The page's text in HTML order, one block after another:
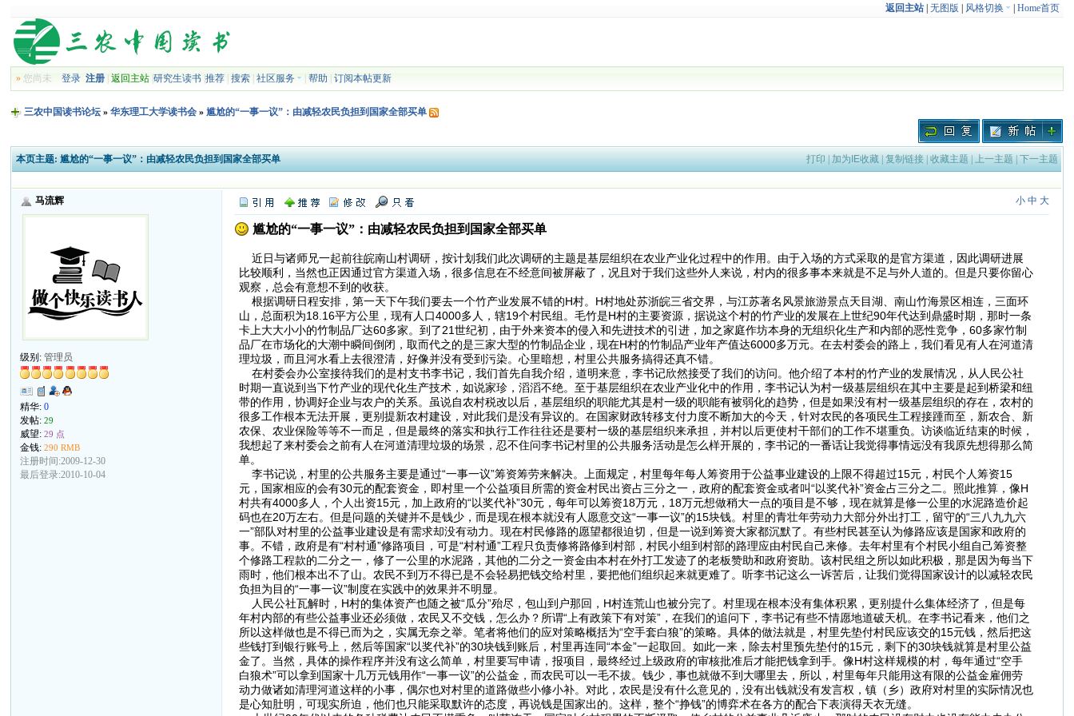
返回主站| 无图版 风格切换 Home首页
» 您尚未登录 注册 |返回主站 |研究生读书 |推荐 |搜索 |社区服务 |帮助 |订阅本帖更新
三农中国读书论坛 »华东理工大学读书会 »尴尬的“一事一议”：由减轻农民负担到国家全部买单
本页主题: 尴尬的“一事一议”：由减轻农民负担到国家全部买单 打印 | 加为IE收藏| 复制链接| 收藏主题 | 上一主题 | 下一主题
马流辉
级别:管理员
精华:0
发帖:29
威望:29 点
金钱:290 RMB
注册时间:2009-12-30
最后登录:2010-10-04
小 中 大
尴尬的“一事一议”：由减轻农民负担到国家全部买单
近日与诸师兄一起前往皖南山村调研，按计划我们此次调研的主题是基层组织在农业产业化过程中的作用。由于入场的方式采取的是官方渠道，因此调研进展
比较顺利，当然也正因通过官方渠道入场，很多信息在不经意间被屏蔽了，况且对于我们这些外人来说，村内的很多事本来就是不足与外人道的。但是只要你留心
观察，总会有意想不到的收获。
根据调研日程安排，第一天下午我们要去一个竹产业发展不错的H村。H村地处苏浙皖三省交界，与江苏著名风景旅游景点天目湖、南山竹海景区相连，三面环
山，总面积为18.16平方公里，现有人口4000多人，辖19个村民组。毛竹是H村的主要资源，据说这个村的竹产业的发展在上世纪90年代达到鼎盛时期，那时一条
卡上大大小小的竹制品厂达60多家。到了21世纪初，由于外来资本的侵入和先进技术的引进，加之家庭作坊本身的无组织化生产和内部的恶性竞争，60多家竹制
品厂在市场化的大潮中瞬间倒闭，取而代之的是三家大型的竹制品企业，现在H村的竹制品产业年产值达6000多万元。在去村委会的路上，我们看见有人在河道清
理垃圾，而且河水看上去很澄清，好像并没有受到污染。心里暗想，村里公共服务搞得还真不错。
在村委会办公室接待我们的是村支书李书记，我们首先自我介绍，道明来意，李书记欣然接受了我们的访问。他介绍了本村的竹产业的发展情况，从人民公社
时期一直说到当下竹产业的现代化生产技术，如说家珍，滔滔不绝。至于基层组织在农业产业化中的作用，李书记认为村一级基层组织在其中主要是起到桥梁和纽
带的作用，协调好企业与农户的关系。虽说自农村税改以后，基层组织的职能尤其是村一级的职能有被弱化的趋势，但是如果没有村一级基层组织的存在，农村的
很多工作根本无法开展，更别提新农村建设，对此我们是没有异议的。在国家财政转移支付力度不断加大的今天，针对农民的各项民生工程接踵而至，新农合、新
农保、农业保险等等不一而足，但是最终的落实和执行工作往往还是要村一级的基层组织来承担，并村以后更使村干部们的工作不堪重负。访谈临近结束的时候，
我想起了来村委会之前有人在河道清理垃圾的场景，忍不住问李书记村里的公共服务活动是怎么样开展的，李书记的一番话让我觉得事情远没有我原先想得那么简
单。
李书记说，村里的公共服务主要是通过“一事一议”筹资筹劳来解决。上面规定，村里每年每人筹资用于公益事业建设的上限不得超过15元，村民个人筹资15
元，国家相应的会有30元的配套资金，即村里一个公益项目所需的资金村民出资占三分之一，政府的配套资金或者叫“以奖代补”资金占三分之二。照此推算，像H
村共有4000多人，个人出资15元，加上政府的“以奖代补”30元，每年可以筹资18万元，18万元想做稍大一点的项目是不够，现在就算是修一公里的水泥路造价起
码也在20万左右。但是问题的关键并不是钱少，而是现在根本就没有人愿意交这“一事一议”的15块钱。村里的青壮年劳动力大部分外出打工，留守的“三八九九六
一”部队对村里的公益事业建设是有需求却没有动力。现在村民修路的愿望都很迫切，但是一说到筹资大家都沉默了。有些村民甚至认为修路应该是国家和政府的
事。不错，政府是有“村村通”修路项目，可是“村村通”工程只负责修将路修到村部，村民小组到村部的路理应由村民自己来修。去年村里有个村民小组自己筹资整
个修路工程款的二分之一，修了一公里的水泥路，其他的二分之一资金由本村在外打工发迹了的老板赞助和政府资助。该村民组之所以如此积极，那是因为每当下
雨时，他们根本出不了山。农民不到万不得已是不会轻易把钱交给村里，要把他们组织起来就更难了。听李书记这么一诉苦后，让我们觉得国家设计的以减轻农民
负担为目的“一事一议”制度在实践中的效果并不明显。
人民公社瓦解时，H村的集体资产也随之被“瓜分”殆尽，包山到户那回，H村连荒山也被分完了。村里现在根本没有集体积累，更别提什么集体经济了，但是每
年村内部的有些公益事业还必须做，农民又不交钱，怎么办？所谓“上有政策下有对策”，在我们的追问下，李书记有些不情愿地道破天机。在李书记看来，他们之
所以这样做也是不得已而为之，实属无奈之举。笔者将他们的应对策略概括为“空手套白狼”的策略。具体的做法就是，村里先垫付村民应该交的15元钱，然后把这
些钱打到银行账号上，然后等国家“以奖代补”的30块钱到账后，村里再连同“本金”一起取回。如此一来，除去村里预先垫付的15元，剩下的30块钱就算是村里公益
金了。当然，具体的操作程序并没有这么简单，村里要写申请，报项目，最终经过上级政府的审核批准后才能把钱拿到手。像H村这样规模的村，每年通过“空手
白狼术”可以拿到国家十几万元钱用作“一事一议”的公益金，而农民可以一毛不拔。钱少，事也就做不到大哪里去，所以，村里每年只能用这有限的公益金雇佣劳
动力做诸如清理河道这样的小事，偶尔也对村里的道路做些小修小补。对此，农民是没有什么意见的，没有出钱就没有发言权，镇（乡）政府对村里的实际情况也
是心知肚明，可现实所迫，他们也只能采取默许的态度，再说钱是国家出的。这样，整个“挣钱”的博弈术在各方的配合下表演得天衣无缝。